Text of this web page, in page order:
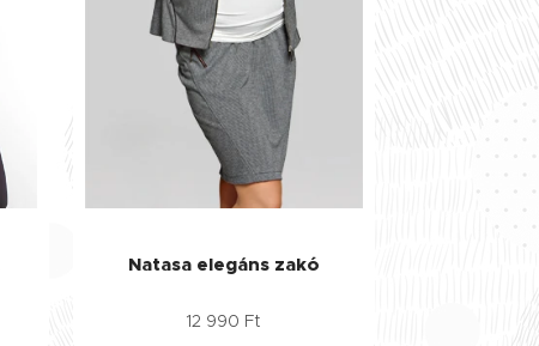
Natasa elegáns zakó
12 990 Ft